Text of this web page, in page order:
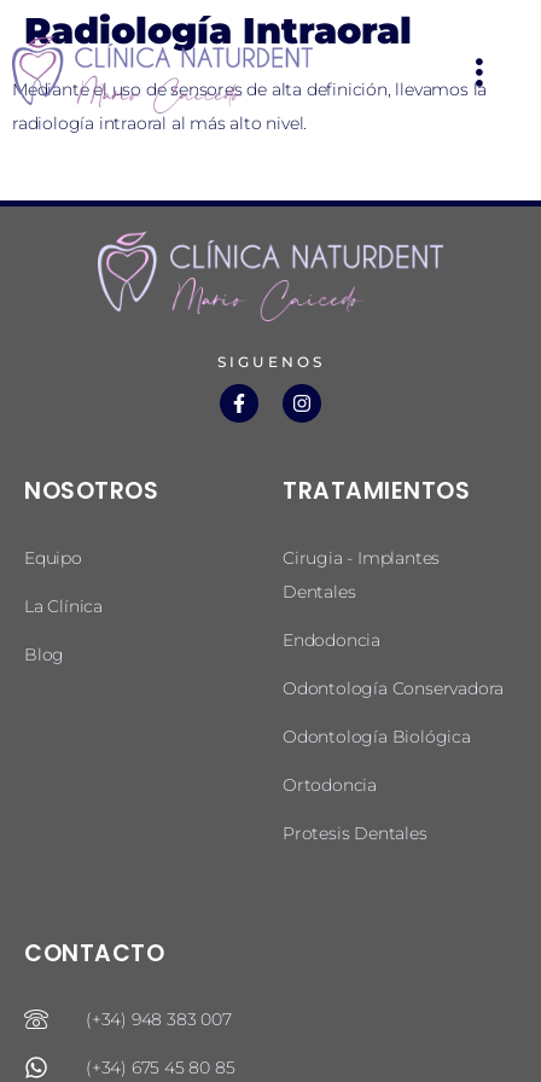
Radiología Intraoral
Mediante el uso de sensores de alta definición, llevamos la
radiología intraoral al más alto nivel.
SIGUENOS
NOSOTROS
Equipo
La Clínica
Blog
TRATAMIENTOS
Cirugia - Implantes
Dentales
Endodoncia
Odontología Conservadora
Odontología Biológica
Ortodoncia
Protesis Dentales
CONTACTO
(+34) 948 383 007
(+34) 675 45 80 85